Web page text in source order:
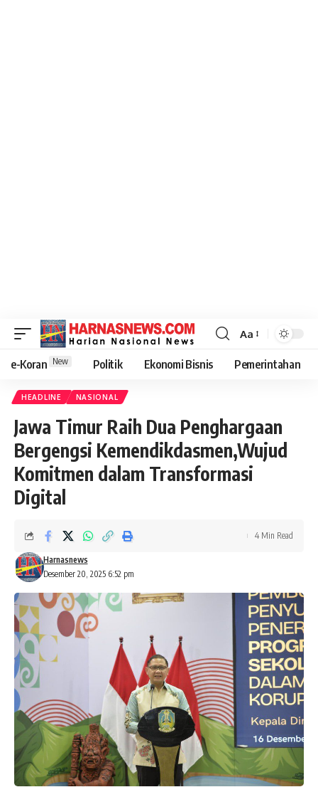
Aa
e-Koran New Politik Ekonomi Bisnis Pemerintahan
HEADLINE NASIONAL
Jawa Timur Raih Dua Penghargaan
Bergengsi Kemendikdasmen,Wujud
Komitmen dalam Transformasi
Digital
Desember 20, 2025 6:52 pm
Harnasnews
4 Min Read